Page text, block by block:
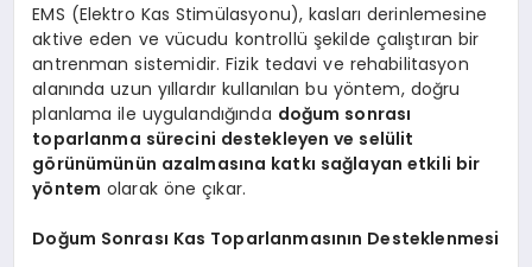
EMS (Elektro Kas Stimülasyonu), kasları derinlemesine
aktive eden ve vücudu kontrollü şekilde çalıştıran bir
antrenman sistemidir. Fizik tedavi ve rehabilitasyon
alanında uzun yıllardır kullanılan bu yöntem, doğru
planlama ile uygulandığında doğum sonrası
toparlanma sürecini destekleyen ve selülit
görünümünün azalmasına katkı sağlayan etkili bir
yöntem olarak öne çıkar.
Doğum Sonrası Kas Toparlanmasının Desteklenmesi